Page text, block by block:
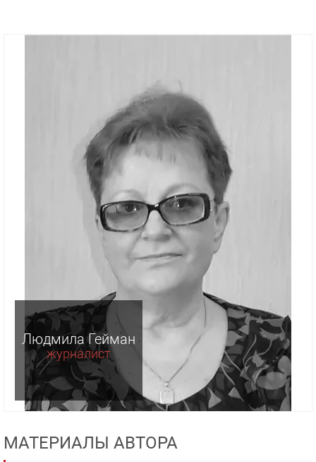
Людмила Гейман
журналист
МАТЕРИАЛЫ АВТОРА